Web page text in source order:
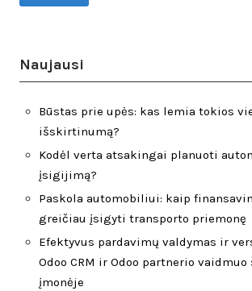
Naujausi
Būstas prie upės: kas lemia tokios
išskirtinumą?
Kodėl verta atsakingai planuoti
įsigijimą?
Paskola automobiliui: kaip
greičiau įsigyti transporto priemonę
Efektyvus pardavimų valdymas ir
Odoo CRM ir Odoo partnerio
įmonėje